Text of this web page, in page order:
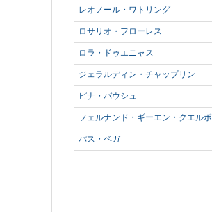
レオノール・ワトリング
ロサリオ・フローレス
ロラ・ドゥエニャス
ジェラルディン・チャップリン
ピナ・バウシュ
フェルナンド・ギーエン・クエルボ
パス・ベガ